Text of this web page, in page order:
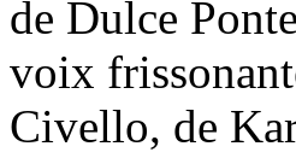
de Dulce
voix
Civello, de